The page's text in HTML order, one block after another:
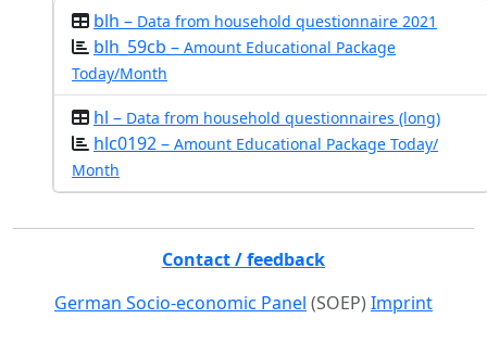
blh – Data from household questionnaire 2021
blh_59cb – Amount Educational Package
Today/Month
hl – Data from household questionnaires (long)
hlc0192 – Amount Educational Package Today/
Month
Contact / feedback
German Socio-economic Panel (SOEP) Imprint